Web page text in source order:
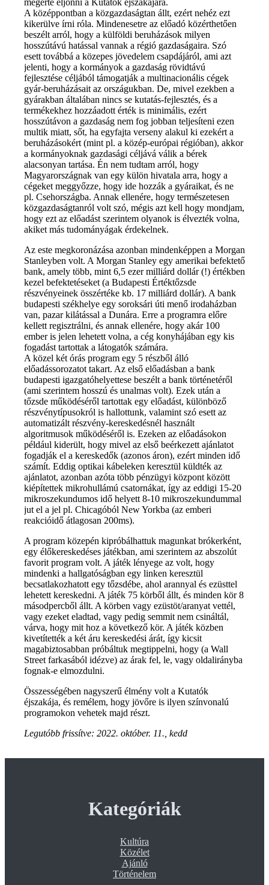
A középpontban a közgazdaságtan állt, ezért nehéz ezt
kikerülve írni róla. Mindenesetre az előadó közérthetően
beszélt arról, hogy a külföldi beruházások milyen
hosszútávú hatással vannak a régió gazdaságaira. Szó
esett továbbá a közepes jövedelem csapdájáról, ami azt
jelenti, hogy a kormányok a gazdaság rövidtávú
fejlesztése céljából támogatják a multinacionális cégek
gyár-beruházásait az országukban. De, mivel ezekben a
gyárakban általában nincs se kutatás-fejlesztés, és a
termékekhez hozzáadott érték is minimális, ezért
hosszútávon a gazdaság nem fog jobban teljesíteni ezen
multik miatt, sőt, ha egyfajta verseny alakul ki ezekért a
beruházásokért (mint pl. a közép-európai régióban), akkor
a kormányoknak gazdasági céljává válik a bérek
alacsonyan tartása. Én nem tudtam arról, hogy
Magyarországnak van egy külön hivatala arra, hogy a
cégeket meggyőzze, hogy ide hozzák a gyáraikat, és ne
pl. Csehországba. Annak ellenére, hogy természetesen
közgazdaságtanról volt szó, mégis azt kell hogy mondjam,
hogy ezt az előadást szerintem olyanok is élvezték volna,
akiket más tudományágak érdekelnek.
Az este megkoronázása azonban mindenképpen a Morgan
Stanleyben volt. A Morgan Stanley egy amerikai befektető
bank, amely több, mint 6,5 ezer milliárd dollár (!) értékben
kezel befektetéseket (a Budapesti Értéktőzsde
részvényeinek összértéke kb. 17 milliárd dollár). A bank
budapesti székhelye egy soroksári úti menő irodaházban
van, pazar kilátással a Dunára. Erre a programra előre
kellett regisztrálni, és annak ellenére, hogy akár 100
ember is jelen lehetett volna, a cég konyhájában egy kis
fogadást tartottak a látogatók számára.
A közel két órás program egy 5 részből álló
előadássorozatot takart. Az első előadásban a bank
budapesti igazgatóhelyettese beszélt a bank történetéről
(ami szerintem hosszú és unalmas volt). Ezek után a
tőzsde működéséről tartottak egy előadást, különböző
részvénytípusokról is hallottunk, valamint szó esett az
automatizált részvény-kereskedésnél használt
algoritmusok működéséről is. Ezeken az előadásokon
például kiderült, hogy mivel az első beérkezett ajánlatot
fogadják el a kereskedők (azonos áron), ezért minden idő
számít. Eddig optikai kábeleken keresztül küldték az
ajánlatot, azonban azóta több pénzügyi központ között
kiépítettek mikrohullámú csatornákat, így az eddigi 15-20
mikroszekundumos idő helyett 8-10 mikroszekundummal
jut el a jel pl. Chicagóból New Yorkba (az emberi
reakcióidő átlagosan 200ms).
A program közepén kipróbálhattuk magunkat brókerként,
egy élőkereskedéses játékban, ami szerintem az abszolút
favorit program volt. A játék lényege az volt, hogy
mindenki a hallgatóságban egy linken keresztül
becsatlakozhatott egy tőzsdébe, ahol arannyal és ezüsttel
lehetett kereskedni. A játék 75 körből állt, és minden kör 8
másodpercből állt. A körben vagy ezüstöt/aranyat vettél,
vagy ezeket eladtad, vagy pedig semmit nem csináltál,
várva, hogy mit hoz a következő kör. A játék közben
kivetítették a két áru kereskedési árát, így kicsit
magabiztosabban próbáltuk megtippelni, hogy (a Wall
Street farkasából idézve) az árak fel, le, vagy oldalirányba
fognak-e elmozdulni.
Összességében nagyszerű élmény volt a Kutatók
éjszakája, és remélem, hogy jövőre is ilyen színvonalú
programokon vehetek majd részt.
Legutóbb frissítve: 2022. október. 11., kedd
Kategóriák
Kultúra
Közélet
Ajánló
Történelem